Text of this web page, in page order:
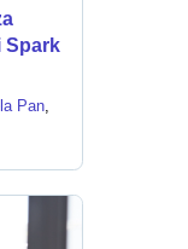
Spark
Pan,